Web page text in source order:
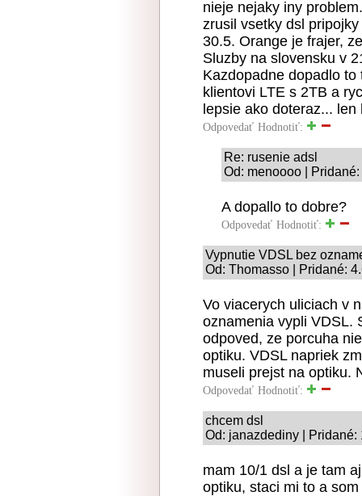
nieje nejaky iny
zrusil vsetky dsl
30.5. Orange je frajer,
Sluzby na slovensku v
Kazdopadne dopadlo
klientovi LTE s 2TB a
lepsie ako doteraz...
Odpovedať Hodnotiť:
Re: rusenie adsl
Od: menoooo |
A dopallo to dobre?
Odpovedať Hodnotiť:
Vypnutie VDSL bez
Od: Thomasso | Pridané:
Vo viacerych uliciach v
oznamenia vypli VDSL.
odpoved, ze porcuha
optiku. VDSL napriek
museli prejst na optiku.
Odpovedať Hodnotiť:
chcem dsl
Od: janazdediny | Pridané:
mam 10/1 dsl a je tam
optiku, staci mi to a